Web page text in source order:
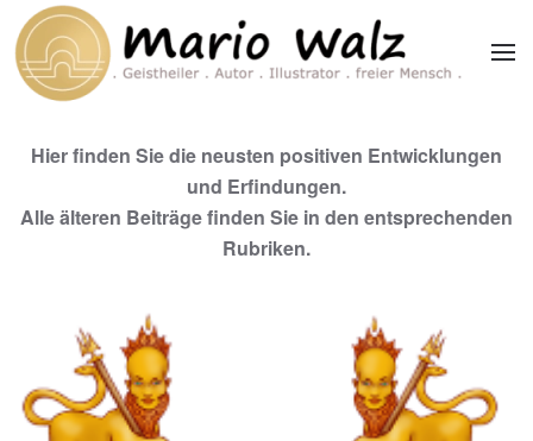
Zum Hauptinhalt springen
Hier finden Sie die neusten positiven Entwicklungen
und Erfindungen.
Alle älteren Beiträge finden Sie in den entsprechenden
Rubriken.